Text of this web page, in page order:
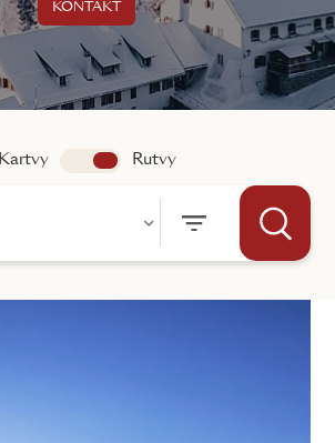
KONTAKT
Kontakta oss
Kartvy app.search.view
Rutvy